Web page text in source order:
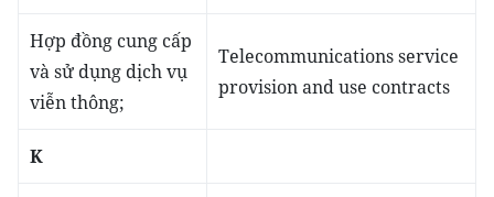
Hợp đồng cung cấp
và sử dụng dịch vụ
viễn thông;
Telecommunications service
provision and use contracts
K